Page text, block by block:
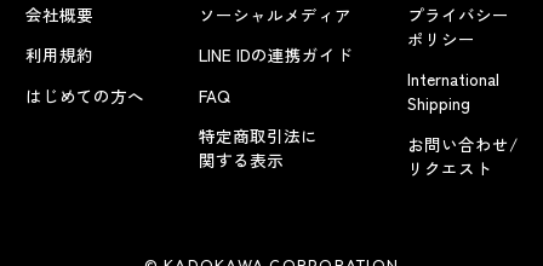
会社概要
利用規約
はじめての方へ
ソーシャルメディア
LINE IDの連携ガイド
FAQ
特定商取引法に
関する表示
プライバシー
ポリシー
International
Shipping
お問い合わせ/
リクエスト